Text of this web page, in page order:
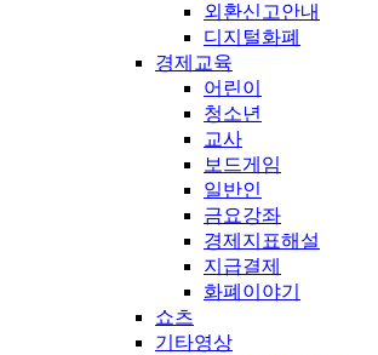
외환신고안내
디지털화폐
경제교육
어린이
청소년
교사
보드게임
일반인
금요강좌
경제지표해설
지급결제
화폐이야기
쇼츠
기타영상